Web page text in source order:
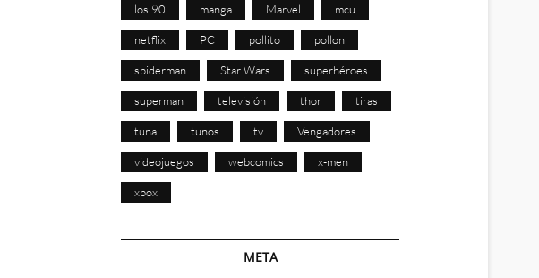
los 90 manga Marvel mcu
netflix PC pollito pollon
spiderman Star Wars superhéroes
superman televisión thor tiras
tuna tunos tv Vengadores
videojuegos webcomics x-men
xbox
META